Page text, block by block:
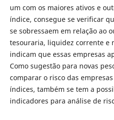
um com os maiores ativos e
índice, consegue se verificar
se sobressaem em relação ao
tesouraria, liquidez corrente e
indicam que essas empresas
Como sugestão para novas
comparar o risco das
índices, também se tem a
indicadores para análise de